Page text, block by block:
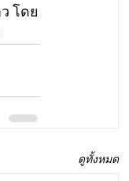
โดย
ดูทั้งหมด